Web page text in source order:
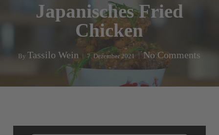
Japanisches Fried
Chicken
By Tassilo Wein 7. Dezember 2021 No Comments